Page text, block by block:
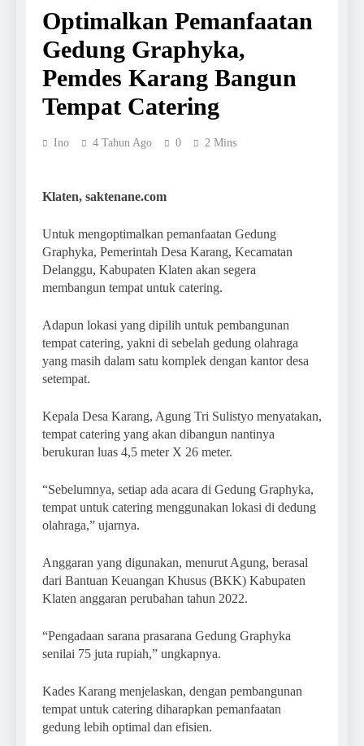
Optimalkan Pemanfaatan
Gedung Graphyka,
Pemdes Karang Bangun
Tempat Catering
Ino 4 Tahun Ago 0 2 Mins
Klaten, saktenane.com
Untuk mengoptimalkan pemanfaatan Gedung
Graphyka, Pemerintah Desa Karang, Kecamatan
Delanggu, Kabupaten Klaten akan segera
membangun tempat untuk catering.
Adapun lokasi yang dipilih untuk pembangunan
tempat catering, yakni di sebelah gedung olahraga
yang masih dalam satu komplek dengan kantor desa
setempat.
Kepala Desa Karang, Agung Tri Sulistyo menyatakan,
tempat catering yang akan dibangun nantinya
berukuran luas 4,5 meter X 26 meter.
“Sebelumnya, setiap ada acara di Gedung Graphyka,
tempat untuk catering menggunakan lokasi di dedung
olahraga,” ujarnya.
Anggaran yang digunakan, menurut Agung, berasal
dari Bantuan Keuangan Khusus (BKK) Kabupaten
Klaten anggaran perubahan tahun 2022.
“Pengadaan sarana prasarana Gedung Graphyka
senilai 75 juta rupiah,” ungkapnya.
Kades Karang menjelaskan, dengan pembangunan
tempat untuk catering diharapkan pemanfaatan
gedung lebih optimal dan efisien.